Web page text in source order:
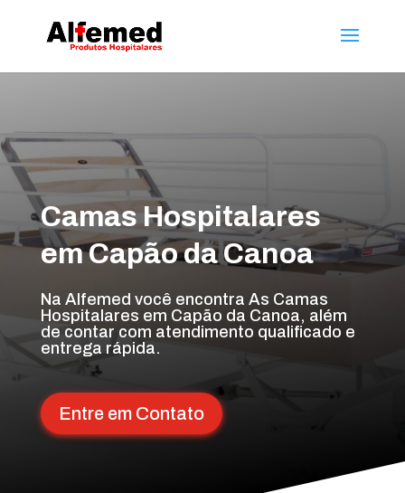
Camas Hospitalares
em Capão da Canoa
Na Alfemed você encontra As Camas
Hospitalares em Capão da Canoa, além
de contar com atendimento qualificado e
entrega rápida.
Entre em Contato